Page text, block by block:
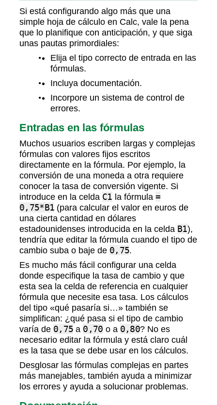
Si está configurando algo más que una
simple hoja de cálculo en Calc, vale la pena
que lo planifique con anticipación, y que siga
unas pautas primordiales:
Elija el tipo correcto de entrada en las
fórmulas.
Incluya documentación.
Incorpore un sistema de control de
errores.
Entradas en las fórmulas
Muchos usuarios escriben largas y complejas
fórmulas con valores fijos escritos
directamente en la fórmula. Por ejemplo, la
conversión de una moneda a otra requiere
conocer la tasa de conversión vigente. Si
introduce en la celda C1 la fórmula =
0,75*B1 (para calcular el valor en euros de
una cierta cantidad en dólares
estadounidenses introducida en la celda B1),
tendría que editar la fórmula cuando el tipo de
cambio suba o baje de 0,75.
Es mucho más fácil configurar una celda
donde especifique la tasa de cambio y que
esta sea la celda de referencia en cualquier
fórmula que necesite esa tasa. Los cálculos
del tipo «qué pasaría si…» también se
simplifican: ¿qué pasa si el tipo de cambio
varía de 0,75 a 0,70 o a 0,80? No es
necesario editar la fórmula y está claro cuál
es la tasa que se debe usar en los cálculos.
Desglosar las fórmulas complejas en partes
más manejables, también ayuda a minimizar
los errores y ayuda a solucionar problemas.